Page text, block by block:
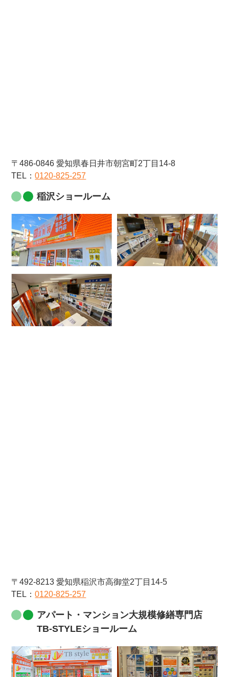
〒486-0846 愛知県春日井市朝宮町2丁目14-8
TEL：0120-825-257
稲沢ショールーム
〒492-8213 愛知県稲沢市高御堂2丁目14-5
TEL：0120-825-257
アパート・マンション大規模修繕専門店
TB-STYLEショールーム